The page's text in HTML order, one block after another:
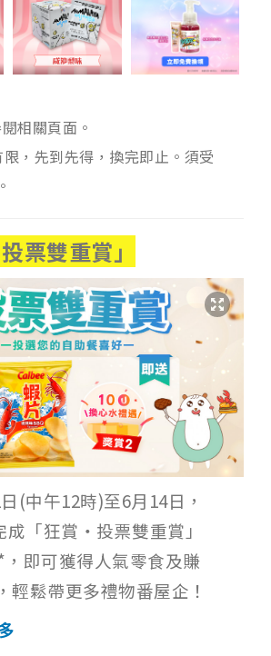
相關頁面。
，先到先得，換完即止。須受
票雙重賞」
(中午12時)至6月14日，
成「狂賞‧投票雙重賞」
即可獲得人氣零食及賺
輕鬆帶更多禮物番屋企！